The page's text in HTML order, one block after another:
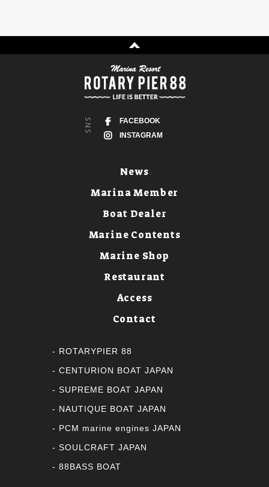
FACEBOOK
INSTAGRAM
News
Marina Member
Boat Dealer
Marine Contents
Marine Shop
Restaurant
Access
Contact
ROTARYPIER 88
CENTURION BOAT JAPAN
SUPREME BOAT JAPAN
NAUTIQUE BOAT JAPAN
PCM marine engines JAPAN
SOULCRAFT JAPAN
88BASS BOAT